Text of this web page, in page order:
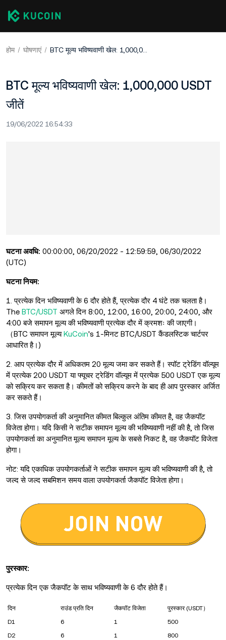
होम घोषणाएं BTC मूल्य भविष्यवाणी खेल: 1,000,000 USDT जीतें
BTC मूल्य भविष्यवाणी खेल: 1,000,000 USDT
जीतें
19/06/2022 16:54:33
घटना अवधि: 00:00:00, 06/20/2022 - 12:59:59, 06/30/2022
(UTC)
घटना नियम:
1. प्रत्येक दिन भविष्यवाणी के 6 दौर होते हैं, प्रत्येक दौर 4 घंटे तक चलता है।
The BTC/USDT अगले दिन 8:00, 12:00, 16:00, 20:00, 24:00, और
4:00 बजे समापन मूल्य की भविष्यवाणी प्रत्येक दौर में क्रमशः की जाएगी।
（BTC समापन मूल्यKuCoin's 1-मिनट BTC/USDT कैंडलस्टिक चार्टपर
आधारित है।)
2. आप प्रत्येक दौर में अधिकतम 20 मूल्य जमा कर सकते हैं। स्पॉट ट्रेडिंग वॉल्यूम
में प्रत्येक 200 USDT या फ्यूचर ट्रेडिंग वॉल्यूम में प्रत्येक 500 USDT एक मूल्य
को सक्रिय कर सकता है। कीमतों को सक्रिय करने के बाद ही आप पुरस्कार अर्जित
कर सकते हैं।
3. जिस उपयोगकर्ता की अनुमानित कीमत बिल्कुल अंतिम कीमत है, वह जैकपॉट
विजेता होगा। यदि किसी ने सटीक समापन मूल्य की भविष्यवाणी नहीं की है, तो जिस
उपयोगकर्ता का अनुमानित मूल्य समापन मूल्य के सबसे निकट है, वह जैकपॉट विजेता
होगा।
नोट: यदि एकाधिक उपयोगकर्ताओं ने सटीक समापन मूल्य की भविष्यवाणी की है, तो
जल्द से जल्द सबमिशन समय वाला उपयोगकर्ता जैकपॉट विजेता होगा।
पुरस्कार:
प्रत्येक दिन एक जैकपॉट के साथ भविष्यवाणी के 6 दौर होते हैं।
दिन राउंड प्रति दिन जैकपॉट विजेता
पुरस्कार (USDT）
D1
6 1
500
D2
6 1
800